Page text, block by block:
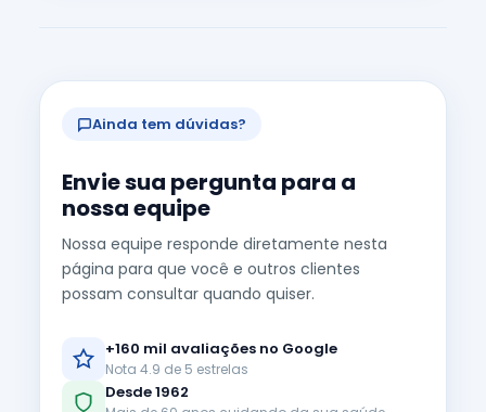
Ainda tem dúvidas?
Envie sua pergunta para a
nossa equipe
Nossa equipe responde diretamente nesta
página para que você e outros clientes
possam consultar quando quiser.
+160 mil avaliações no Google
Nota 4.9 de 5 estrelas
Desde 1962